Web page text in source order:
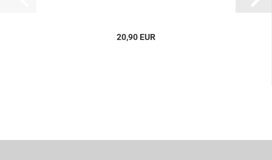
20,90 EUR